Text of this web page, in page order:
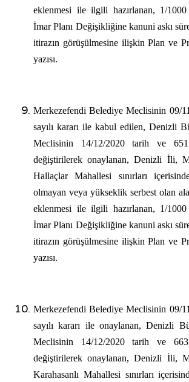
eklenmesi ile ilgili hazırlanan, 1/
İmar Planı Değişikliğine kanuni askı
itirazın görüşülmesine ilişkin Plan ve
yazısı.
Merkezefendi Belediye Meclisinin 09/
sayılı kararı ile kabul edilen, Denizli
Meclisinin 14/12/2020 tarih ve
değiştirilerek onaylanan, Denizli İli,
Hallaçlar Mahallesi sınırları
olmayan veya yükseklik serbest olan
eklenmesi ile ilgili hazırlanan, 1/
İmar Planı Değişikliğine kanuni askı
itirazın görüşülmesine ilişkin Plan ve
yazısı.
Merkezefendi Belediye Meclisinin 09/
sayılı kararı ile onaylanan, Denizli
Meclisinin 14/12/2020 tarih ve
değiştirilerek onaylanan, Denizli İli,
Karahasanlı Mahallesi sınırları